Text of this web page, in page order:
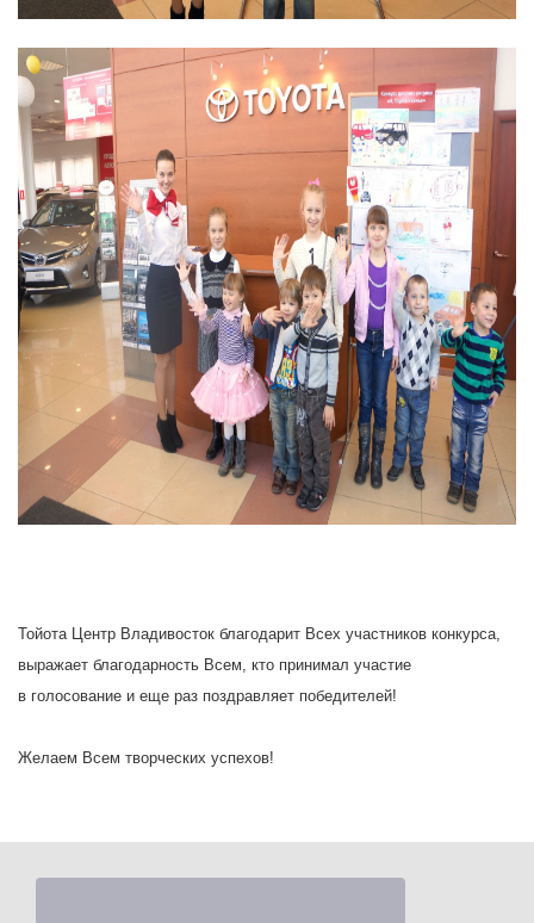
Тойота Центр Владивосток благодарит Всех участников конкурса,
выражает благодарность Всем, кто принимал участие
в голосование и еще раз поздравляет победителей!
Желаем Всем творческих успехов!